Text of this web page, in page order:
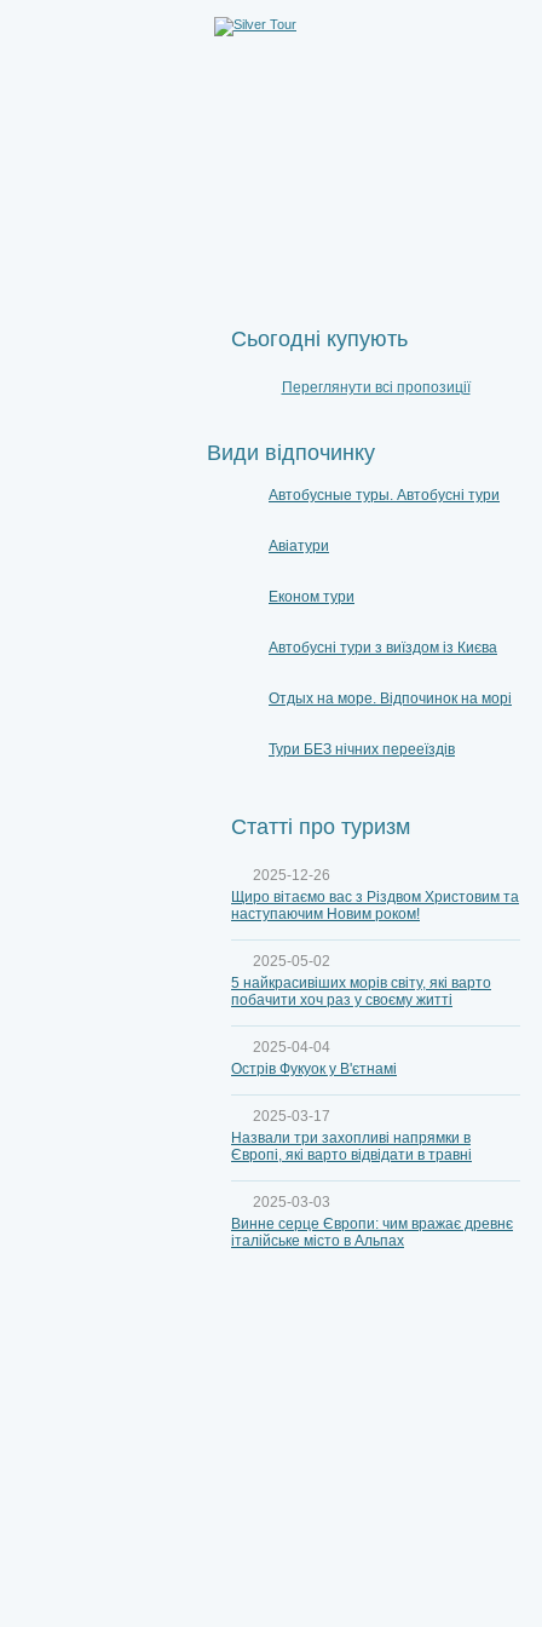
Сьогодні купують
Переглянути всі пропозиції
Види відпочинку
Автобусные туры. Автобусні тури
Авіатури
Економ тури
Автобусні тури з виїздом із Києва
Отдых на море. Відпочинок на морі
Тури БЕЗ нічних перееїздів
Статті про туризм
2025-12-26
Щиро вітаємо вас з Різдвом Христовим та
наступаючим Новим роком!
2025-05-02
5 найкрасивіших морів світу, які варто
побачити хоч раз у своєму житті
2025-04-04
Острів Фукуок у В'єтнамі
2025-03-17
Назвали три захопливі напрямки в
Європі, які варто відвідати в травні
2025-03-03
Винне серце Європи: чим вражає древнє
італійське місто в Альпах